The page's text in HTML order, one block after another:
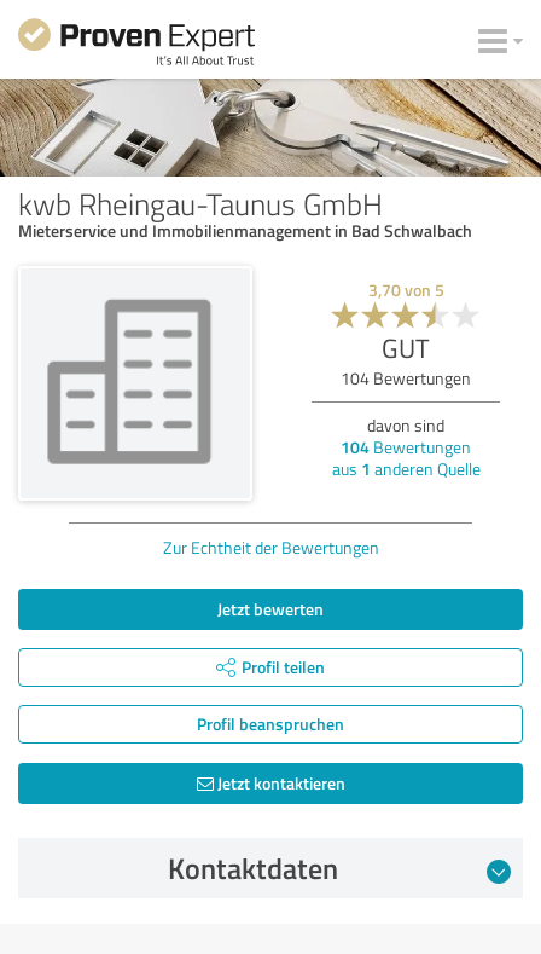
kwb Rheingau-Taunus GmbH
Mieterservice und Immobilienmanagement in Bad Schwalbach
3,70von 5
GUT
104 Bewertungen
davon sind
104 Bewertungen
aus 1 anderen Quelle
Zur Echtheit der Bewertungen
Jetzt bewerten
Profil teilen
Profil beanspruchen
Jetzt kontaktieren
Kontaktdaten